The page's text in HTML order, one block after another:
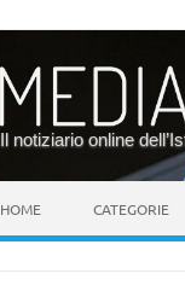
Il notiziario online
HOME CATEGORIE